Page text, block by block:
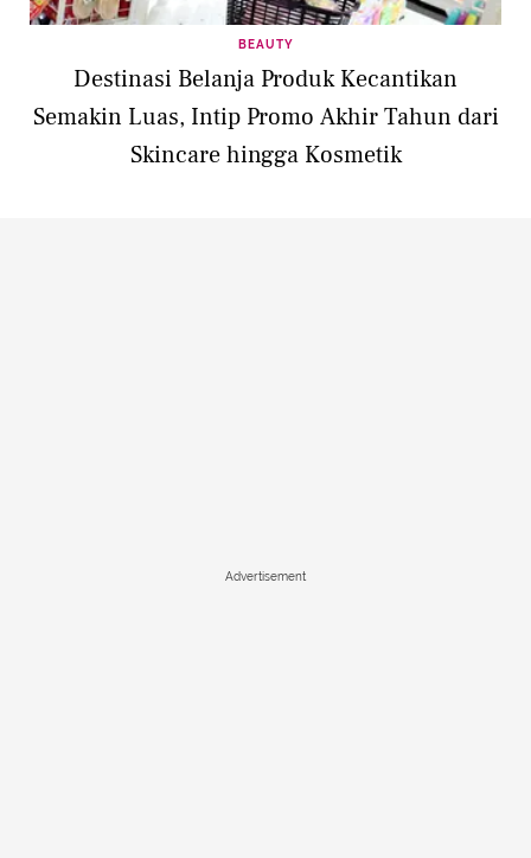
BEAUTY
Destinasi Belanja Produk Kecantikan
Semakin Luas, Intip Promo Akhir Tahun dari
Skincare hingga Kosmetik
Advertisement